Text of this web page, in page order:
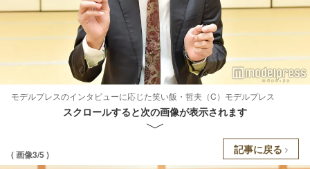
モデルプレスのインタビューに応じた笑い飯・哲夫（C）モデルプレス
スクロールすると次の画像が表示されます
( 画像3/5 ) 記事に戻る